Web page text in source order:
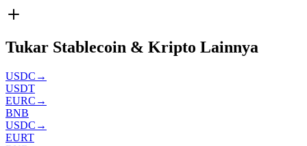
Tukar Stablecoin & Kripto Lainnya
USDC →
USDT
EURC →
BNB
USDC →
EURT